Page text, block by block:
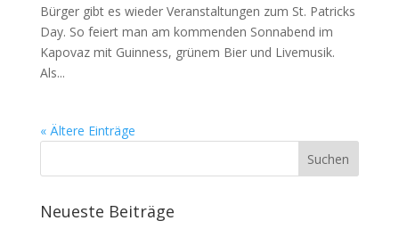
Bürger gibt es wieder Veranstaltungen zum St. Patricks
Day. So feiert man am kommenden Sonnabend im
Kapovaz mit Guinness, grünem Bier und Livemusik.
Als...
« Ältere Einträge
Neueste Beiträge